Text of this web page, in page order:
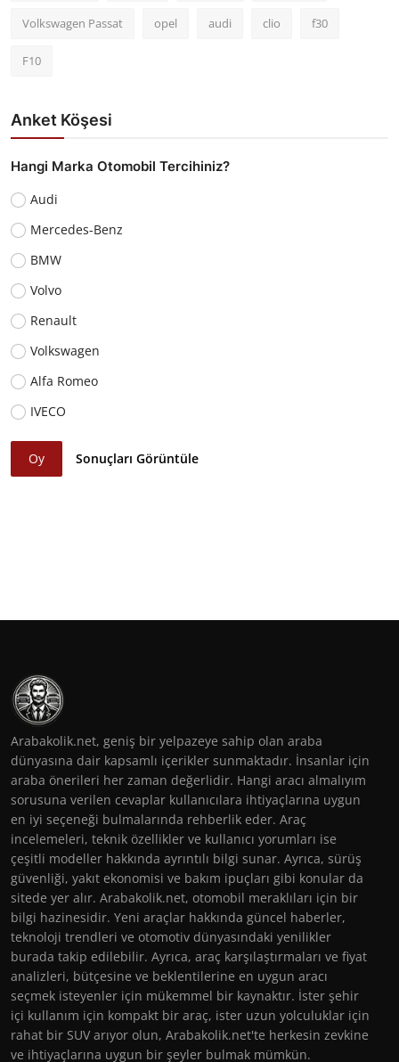
Volkswagen Passat opel audi clio f30
F10
Anket Köşesi
Hangi Marka Otomobil Tercihiniz?
Audi
Mercedes-Benz
BMW
Volvo
Renault
Volkswagen
Alfa Romeo
IVECO
Oy Sonuçları Görüntüle
Arabakolik.net, geniş bir yelpazeye sahip olan araba
dünyasına dair kapsamlı içerikler sunmaktadır. İnsanlar için
araba önerileri her zaman değerlidir. Hangi aracı almalıyım
sorusuna verilen cevaplar kullanıcılara ihtiyaçlarına uygun
en iyi seçeneği bulmalarında rehberlik eder. Araç
incelemeleri, teknik özellikler ve kullanıcı yorumları ise
çeşitli modeller hakkında ayrıntılı bilgi sunar. Ayrıca, sürüş
güvenliği, yakıt ekonomisi ve bakım ipuçları gibi konular da
sitede yer alır. Arabakolik.net, otomobil meraklıları için bir
bilgi hazinesidir. Yeni araçlar hakkında güncel haberler,
teknoloji trendleri ve otomotiv dünyasındaki yenilikler
burada takip edilebilir. Ayrıca, araç karşılaştırmaları ve fiyat
analizleri, bütçesine ve beklentilerine en uygun aracı
seçmek isteyenler için mükemmel bir kaynaktır. İster şehir
içi kullanım için kompakt bir araç, ister uzun yolculuklar için
rahat bir SUV arıyor olun, Arabakolik.net'te herkesin zevkine
ve ihtiyaçlarına uygun bir şeyler bulmak mümkün.